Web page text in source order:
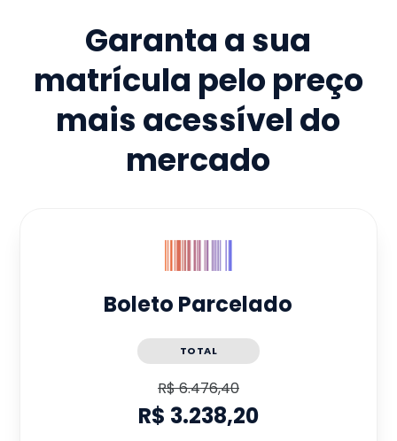
Garanta a sua
matrícula pelo preço
mais acessível do
mercado
Boleto Parcelado
TOTAL
R$ 6.476,40
R$ 3.238,20